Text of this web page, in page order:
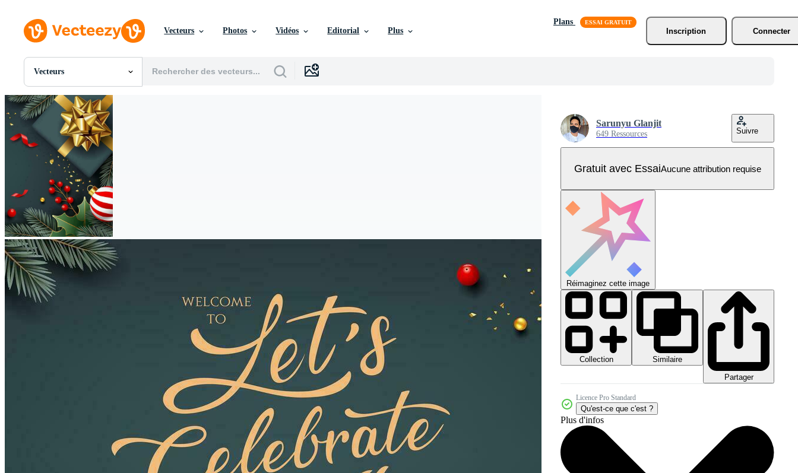
Vecteurs Photos Vidéos Editorial Plus
Plans
Inscription
Connecter
Vecteurs
Toutes Images
Photos
PNGs
PSDs
SVGs
Modèles
Vecteurs
Vidéos
Motion graphics
Images Éditoriales
Événements Éditoriaux
Sarunyu Glanjit
649 Ressources Suivre
Gratuit avec EssaiAucune attribution requise
Réimaginez cette image
Collection
Similaire
Partager
Licence Pro Standard
Qu'est-ce que c'est ?
Plus d'infos